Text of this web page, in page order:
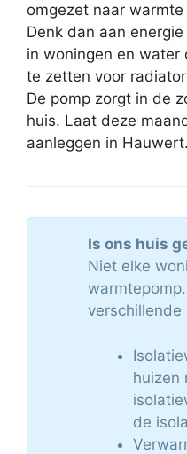
omgezet naar
Denk dan aan
in woningen en water
te zetten voor
De pomp zorgt in de
huis. Laat deze
aanleggen in Hauwert.
Is ons huis
Niet elke
verschillende
huizen
de